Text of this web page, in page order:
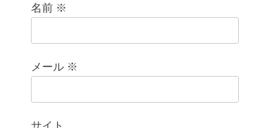
名前 ※
メール ※
サイト